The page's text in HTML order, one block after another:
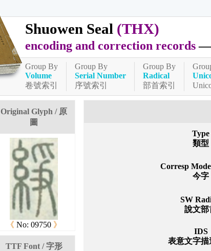
Shuowen Seal (THX)
encoding and correction records
Group By
Volume
卷號索引
Group By
Serial Number
序號索引
Group By
Radical
部首索引
Original Glyph / 原
圖
《 No: 09750 》
TTF Font / 字形
Type
類型
Corresp
今字
SW
說文部
IDS
表意文字描